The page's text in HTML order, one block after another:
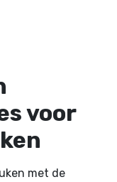
voor
met de